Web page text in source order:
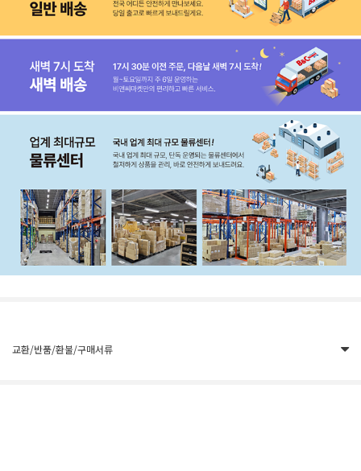
교환/반품/환불/구매서류